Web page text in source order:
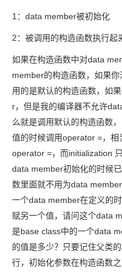
1：data member被初始化
2：被调用的构造函数执行起
如果在构造函数中对data
member的构造函数，如果
用的是默认的构造函数，如
r，但是我的编译器不允许
么就是调用默认的构造函数
值的时候调用operator =，
operator =，而initialization
data member初始化的时候
数里面就不用为data
一个data member在定义的
赋另一个值，请问这个data
是base class中的一个data
的值是多少？只要记住父类
行，初始化参数在构造函数之